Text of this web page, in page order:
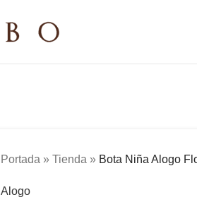
Portada » Tienda » Bota Niña Alogo
Alogo